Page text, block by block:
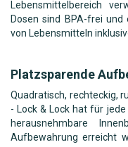
Lebensmittelbereich
Dosen sind BPA-frei
von Lebensmitteln
Platzsparende
Quadratisch, rechteckig,
- Lock & Lock hat für
herausnehmbare
Aufbewahrung erreicht